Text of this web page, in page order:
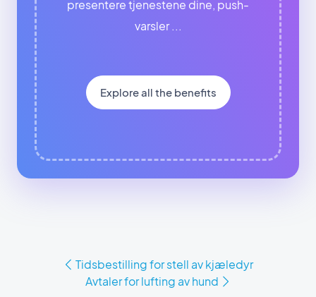
presentere tjenestene dine, push-
varsler ...
Explore all the benefits
Tidsbestilling for stell av kjæledyr
Avtaler for lufting av hund